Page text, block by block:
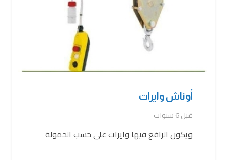
أوناش وايرات
قبل 6 سنوات
ويكون الرافع فيها وايرات على حسب الحمولة